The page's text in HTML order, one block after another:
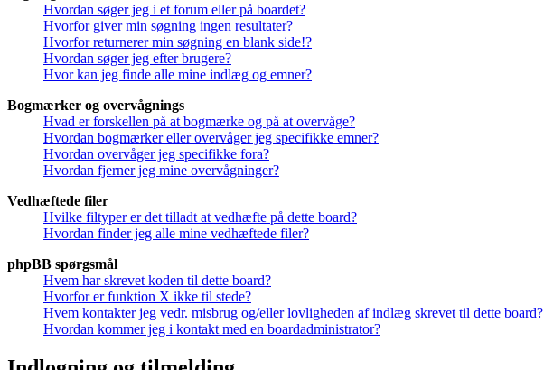
Hvordan søger jeg i et forum eller på boardet?
Hvorfor giver min søgning ingen resultater?
Hvorfor returnerer min søgning en blank side!?
Hvordan søger jeg efter brugere?
Hvor kan jeg finde alle mine indlæg og emner?
Bogmærker og overvågnings
Hvad er forskellen på at bogmærke og på at overvåge?
Hvordan bogmærker eller overvåger jeg specifikke emner?
Hvordan overvåger jeg specifikke fora?
Hvordan fjerner jeg mine overvågninger?
Vedhæftede filer
Hvilke filtyper er det tilladt at vedhæfte på dette board?
Hvordan finder jeg alle mine vedhæftede filer?
phpBB spørgsmål
Hvem har skrevet koden til dette board?
Hvorfor er funktion X ikke til stede?
Hvem kontakter jeg vedr. misbrug og/eller lovligheden af indlæg skrevet til dette board?
Hvordan kommer jeg i kontakt med en boardadministrator?